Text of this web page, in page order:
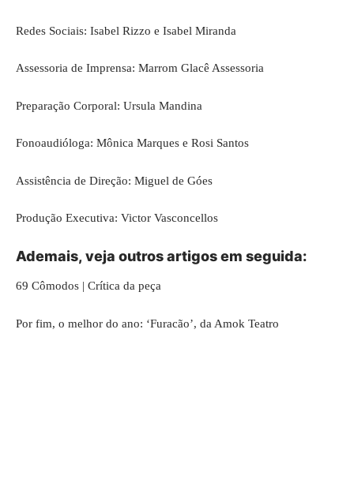
Redes Sociais: Isabel Rizzo e Isabel Miranda
Assessoria de Imprensa: Marrom Glacê Assessoria
Preparação Corporal: Ursula Mandina
Fonoaudióloga: Mônica Marques e Rosi Santos
Assistência de Direção: Miguel de Góes
Produção Executiva: Victor Vasconcellos
Ademais, veja outros artigos em seguida:
69 Cômodos | Crítica da peça
Por fim, o melhor do ano: ‘Furacão’, da Amok Teatro